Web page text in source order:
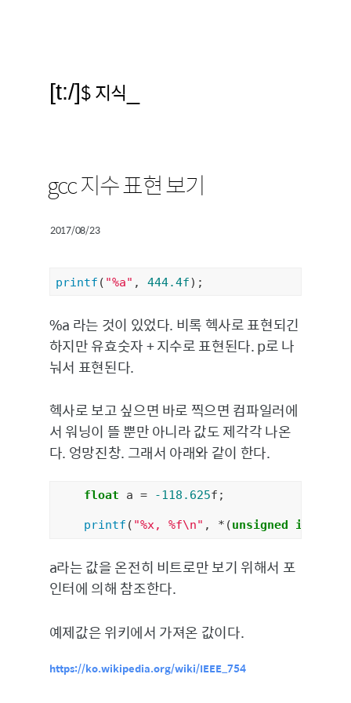
[t:/]$ 지식
gcc 지수 표현 보기
2017/08/23
printf ( "%a" , 444.4f);
%a 라는 것이 있었다. 비록 헥사로 표현되긴
하지만 유효숫자 + 지수로 표현된다. p로 나
눠서 표현된다.
헥사로 보고 싶으면 바로 찍으면 컴파일러에
서 워닝이 뜰 뿐만 아니라 값도 제각각 나온
다. 엉망진창. 그래서 아래와 같이 한다.
float a = -118.625f;
printf ( "%x, %f\n" , *(unsigned int
a라는 값을 온전히 비트로만 보기 위해서 포
인터에 의해 참조한다.
예제값은 위키에서 가져온 값이다.
https://ko.wikipedia.org/wiki/IEEE_754